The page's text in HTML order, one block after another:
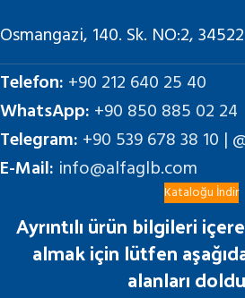
Osmangazi, 140. Sk. NO:2,
Telefon: +90 212 640 25 40
WhatsApp: +90 850 885 02 24
Telegram: +90 539 678 38 10 |
E-Mail: info@alfaglb.com
Kataloğu İndir
Ayrıntılı ürün bilgileri
almak için lütfen
alanları